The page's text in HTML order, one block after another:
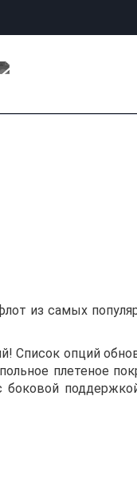
из самых
Список опций
плетеное